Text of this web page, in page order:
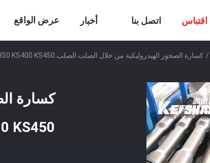
عرض الواقع
الافتراضي
أخبار اتصل بنا
/ كسارة الصخور الهيدروليكية من خلال الصلب الصلب KS350 KS400 KS450
كسارة
KS450